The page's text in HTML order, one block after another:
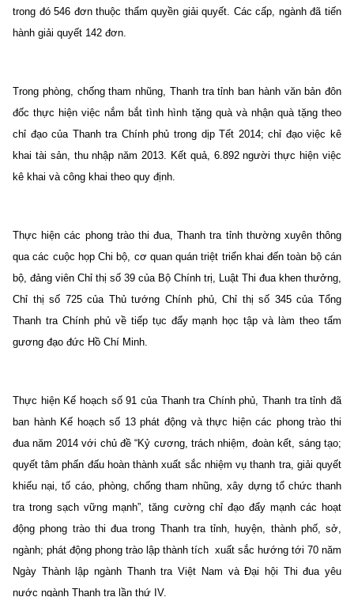
trong đó 546 đơn thuộc thẩm quyền giải quyết. Các cấp, ngành đã tiến
hành giải quyết 142 đơn.
Trong phòng, chống tham nhũng, Thanh tra tỉnh ban hành văn bản đôn
đốc thực hiện việc nắm bắt tình hình tặng quà và nhận quà tặng theo
chỉ đạo của Thanh tra Chính phủ trong dịp Tết 2014; chỉ đạo việc kê
khai tài sản, thu nhập năm 2013. Kết quả, 6.892 người thực hiện việc
kê khai và công khai theo quy định.
Thực hiện các phong trào thi đua, Thanh tra tỉnh thường xuyên thông
qua các cuộc họp Chi bộ, cơ quan quán triệt triển khai đến toàn bộ cán
bộ, đảng viên Chỉ thị số 39 của Bộ Chính trị, Luật Thi đua khen thưởng,
Chỉ thị số 725 của Thủ tướng Chính phủ, Chỉ thị số 345 của Tổng
Thanh tra Chính phủ về tiếp tục đẩy mạnh học tập và làm theo tấm
gương đạo đức Hồ Chí Minh.
Thực hiện Kế hoạch số 91 của Thanh tra Chính phủ, Thanh tra tỉnh đã
ban hành Kế hoạch số 13 phát động và thực hiện các phong trào thi
đua năm 2014 với chủ đề “Kỷ cương, trách nhiệm, đoàn kết, sáng tạo;
quyết tâm phấn đấu hoàn thành xuất sắc nhiệm vụ thanh tra, giải quyết
khiếu nại, tố cáo, phòng, chống tham nhũng, xây dựng tổ chức thanh
tra trong sạch vững mạnh”, tăng cường chỉ đạo đẩy mạnh các hoạt
động phong trào thi đua trong Thanh tra tỉnh, huyện, thành phố, sở,
ngành; phát động phong trào lập thành tích xuất sắc hướng tới 70 năm
Ngày Thành lập ngành Thanh tra Việt Nam và Đại hội Thi đua yêu
nước ngành Thanh tra lần thứ IV.